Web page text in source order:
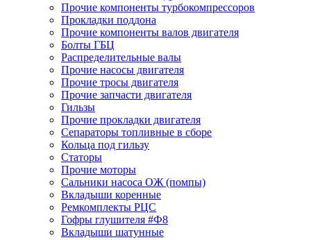
Прочие компоненты турбокомпрессоров
Прокладки поддона
Прочие компоненты валов двигателя
Болты ГБЦ
Распределительные валы
Прочие насосы двигателя
Прочие тросы двигателя
Прочие запчасти двигателя
Гильзы
Прочие прокладки двигателя
Сепараторы топливные в сборе
Кольца под гильзу
Статоры
Прочие моторы
Сальники насоса ОЖ (помпы)
Вкладыши коренные
Ремкомплекты РЦС
Гофры глушителя #Ф8
Вкладыши шатунные